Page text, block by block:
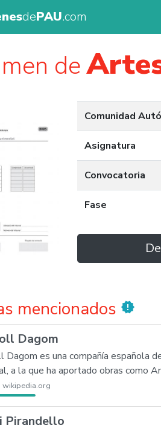
dePAU.com
de
Comunidad
Asignatura
Convocatoria
Fase
mencionados new_releases
Dagom
Dagom es una compañía española
a la que ha aportado obras como
wikipedia.org
Pirandello